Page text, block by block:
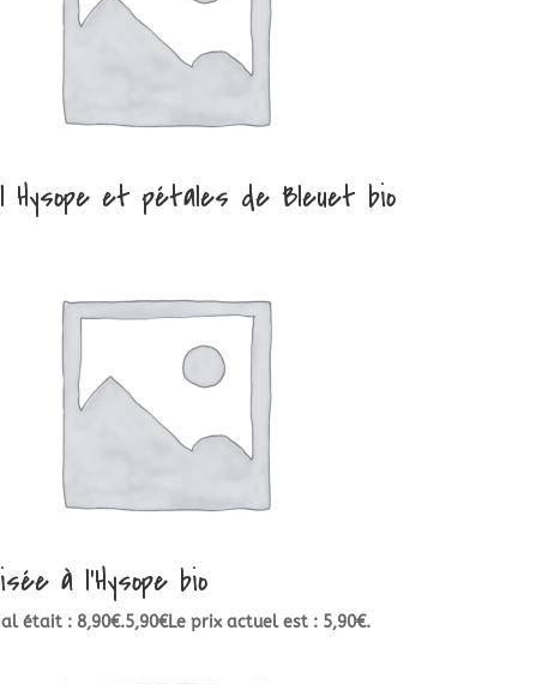
Hysope et pétales de Bleuet bio
à l’Hysope bio
était : 8,90€.5,90€Le prix actuel est : 5,90€.